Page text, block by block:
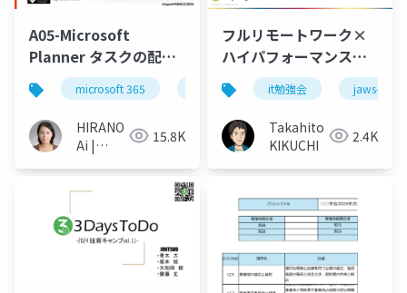
A05-Microsoft
Planner タスクの配布
機能を利用して繰り返
しタスク作成をしよう
microsoft 365 タスク管理 microsoft planner
HIRANO
Ai |
SharePoint
15.8K
フルリモートワーク×
ハイパフォーマンスを
支える企業文化とタス
ク管理@JBUG東北#1 +
JAWS-UGいわて
(2024.10.19)
it勉強会 jaws-ug
Takahito
KIKUCHI
2.4K